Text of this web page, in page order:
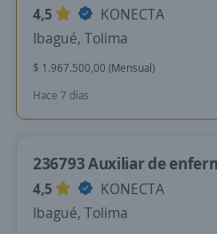
4,5
KONECTA
Ibagué, Tolima
$ 1.967.500,00 (Mensual)
Hace 7 días
236793 Auxiliar de
4,5
KONECTA
Ibagué, Tolima